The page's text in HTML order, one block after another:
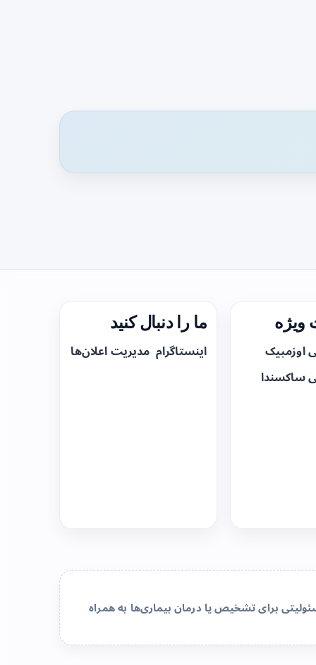
ویژه
اوزمپیک
ساکسندا
ما را دنبال کنید
اینستاگرام مدیریت اعلان‌ها
برای تشخیص یا درمان بیماری‌ها به همراه